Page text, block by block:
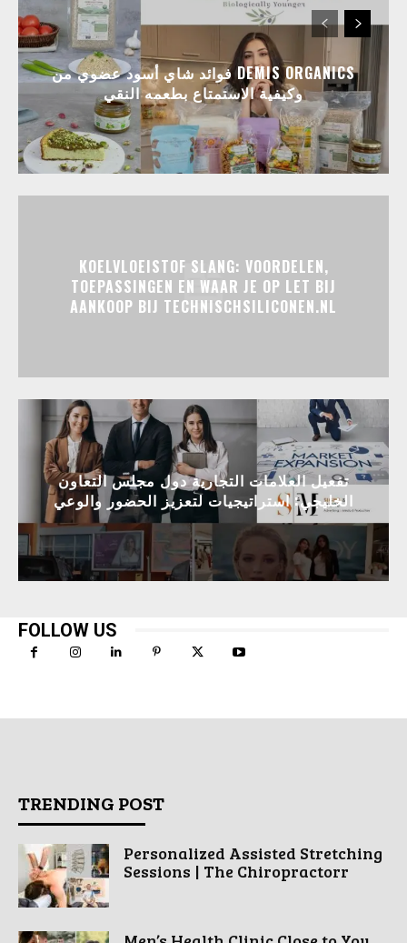
فوائد شاي أسود عضوي من DEMIS ORGANICS
وكيفية الاستمتاع بطعمه النقي
KOELVLOEISTOF SLANG: VOORDELEN,
TOEPASSINGEN EN WAAR JE OP LET BIJ
AANKOOP BIJ TECHNISCHSILICONEN.NL
تفعيل العلامات التجارية دول مجلس التعاون
الخليجي: استراتيجيات لتعزيز الحضور والوعي
FOLLOW US
TRENDING POST
Personalized Assisted Stretching
Sessions | The Chiropractorr